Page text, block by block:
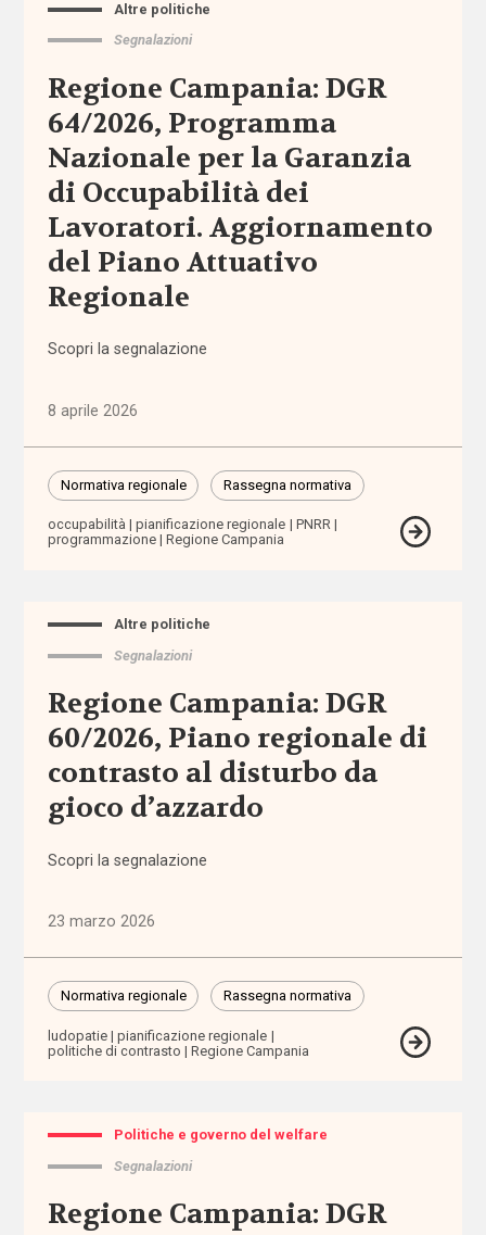
Universale
assistenti
familiari
assistenti
sociali
assistenza
personale
assistenza
assistenza
sanitaria
assistenza
assistenza
associazioni
associazioni
promozione
attività
extra-
scolastiche
auto-
Altre politiche
Segnalazioni
Regione Campania: DGR
64/2026, Programma
Nazionale per la Garanzia
di Occupabilità dei
Lavoratori. Aggiornamento
del Piano Attuativo
Regionale
Scopri la segnalazione
8 aprile 2026
Normativa regionale Rassegna normativa
occupabilità pianificazione regionale
PNRR
programmazione
Regione Campania
Altre politiche
Segnalazioni
Regione Campania: DGR
60/2026, Piano regionale di
contrasto al disturbo da
gioco d’azzardo
Scopri la segnalazione
23 marzo 2026
Normativa regionale Rassegna normativa
ludopatie
pianificazione regionale
politiche di contrasto
Regione Campania
Politiche e governo del welfare
Segnalazioni
Regione Campania: DGR